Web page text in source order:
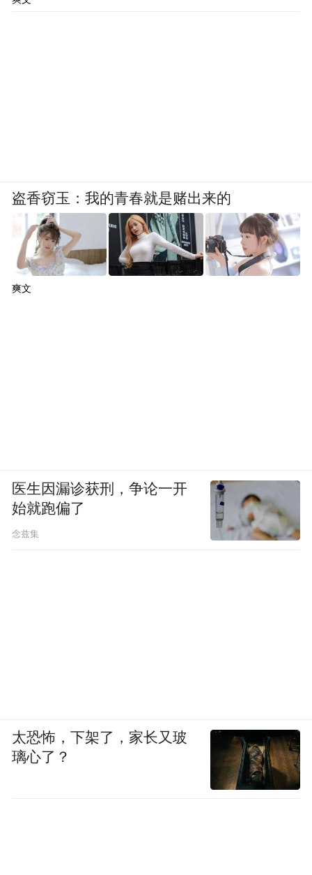
盗香窃玉：我的青春就是赌出来的
爽文
医生因漏诊获刑，争论一开
始就跑偏了
念兹集
太恐怖，下架了，家长又玻
璃心了？